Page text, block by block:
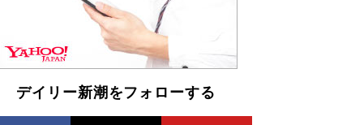
Book Bang
皇室はなぜ世界から尊敬されているのか？ 「天
皇陛下はお元気でおられるか」がサウジ国王の第
一声になる理由
デイリー新潮をフォローする